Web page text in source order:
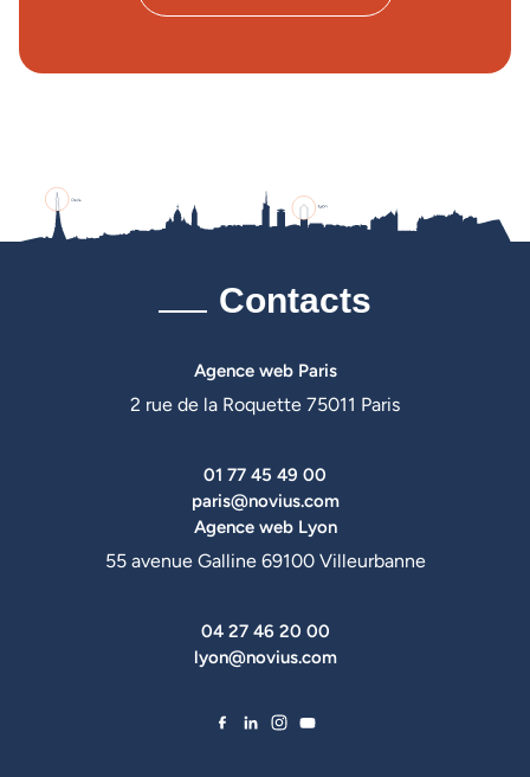
Contacts
Agence web Paris
2 rue de la Roquette 75011 Paris
01 77 45 49 00
paris@novius.com
Agence web Lyon
55 avenue Galline 69100 Villeurbanne
04 27 46 20 00
lyon@novius.com